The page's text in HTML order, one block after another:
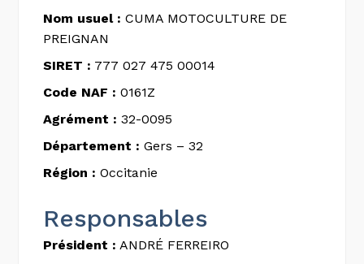
Nom usuel : CUMA MOTOCULTURE DE
PREIGNAN
SIRET : 777 027 475 00014
Code NAF : 0161Z
Agrément : 32-0095
Département : Gers – 32
Région : Occitanie
Responsables
Président : ANDRÉ FERREIRO